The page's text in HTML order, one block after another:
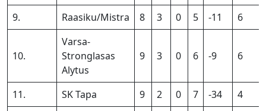
9. Raasiku/Mistra 8 3 0 5 -11 6
10.
Varsa-
Stronglasas
Alytus
9 3 0 6 -9 6
11. SK Tapa 9 2 0 7 -34
4